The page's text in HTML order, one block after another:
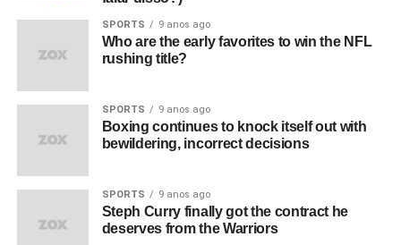
SPORTS 9 anos ago
Who are the early favorites to win the NFL
rushing title?
SPORTS 9 anos ago
Boxing continues to knock itself out with
bewildering, incorrect decisions
SPORTS 9 anos ago
Steph Curry finally got the contract he
deserves from the Warriors